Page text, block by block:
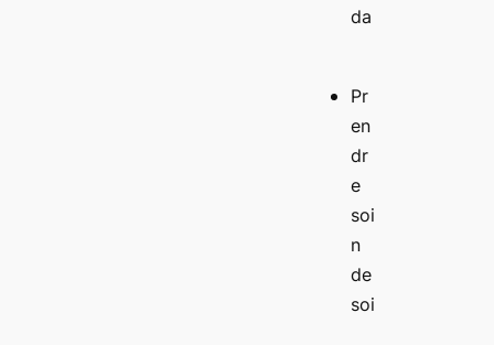
da
Pr
en
dr
e
soi
n
de
soi